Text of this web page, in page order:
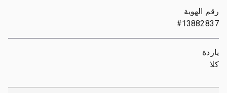
رقم الهوية
#13882837
ياردة
كلا